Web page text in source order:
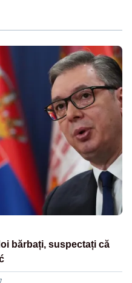
bărbați, suspectați că